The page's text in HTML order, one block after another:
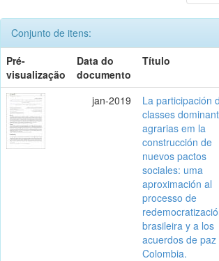
Conjunto de itens:
Pré-
visualização
Data do
documento
Título
jan-2019
La participación
classes
agrarias em la
construcción de
nuevos pactos
sociales: uma
aproximación al
processo de
brasileira y a los
acuerdos de paz
Colombia.